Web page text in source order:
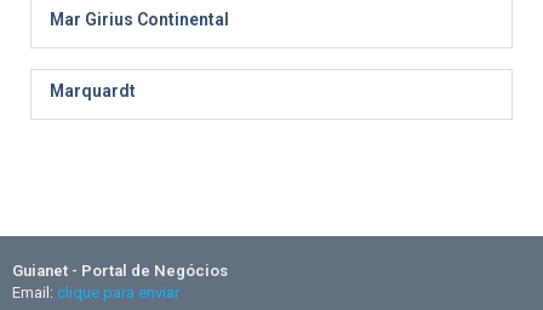
Mar Girius Continental
Marquardt
Guianet - Portal de Negócios
Email: clique para enviar